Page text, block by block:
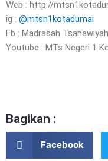
Web : http://
ig : @mtsn1kotadumai
Fb : Madrasah
Youtube : MTs Negeri 1
Bagikan :
Facebook